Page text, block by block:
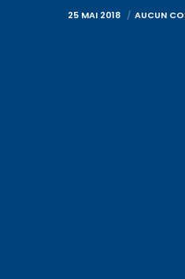
25 MAI 2018 AUCUN